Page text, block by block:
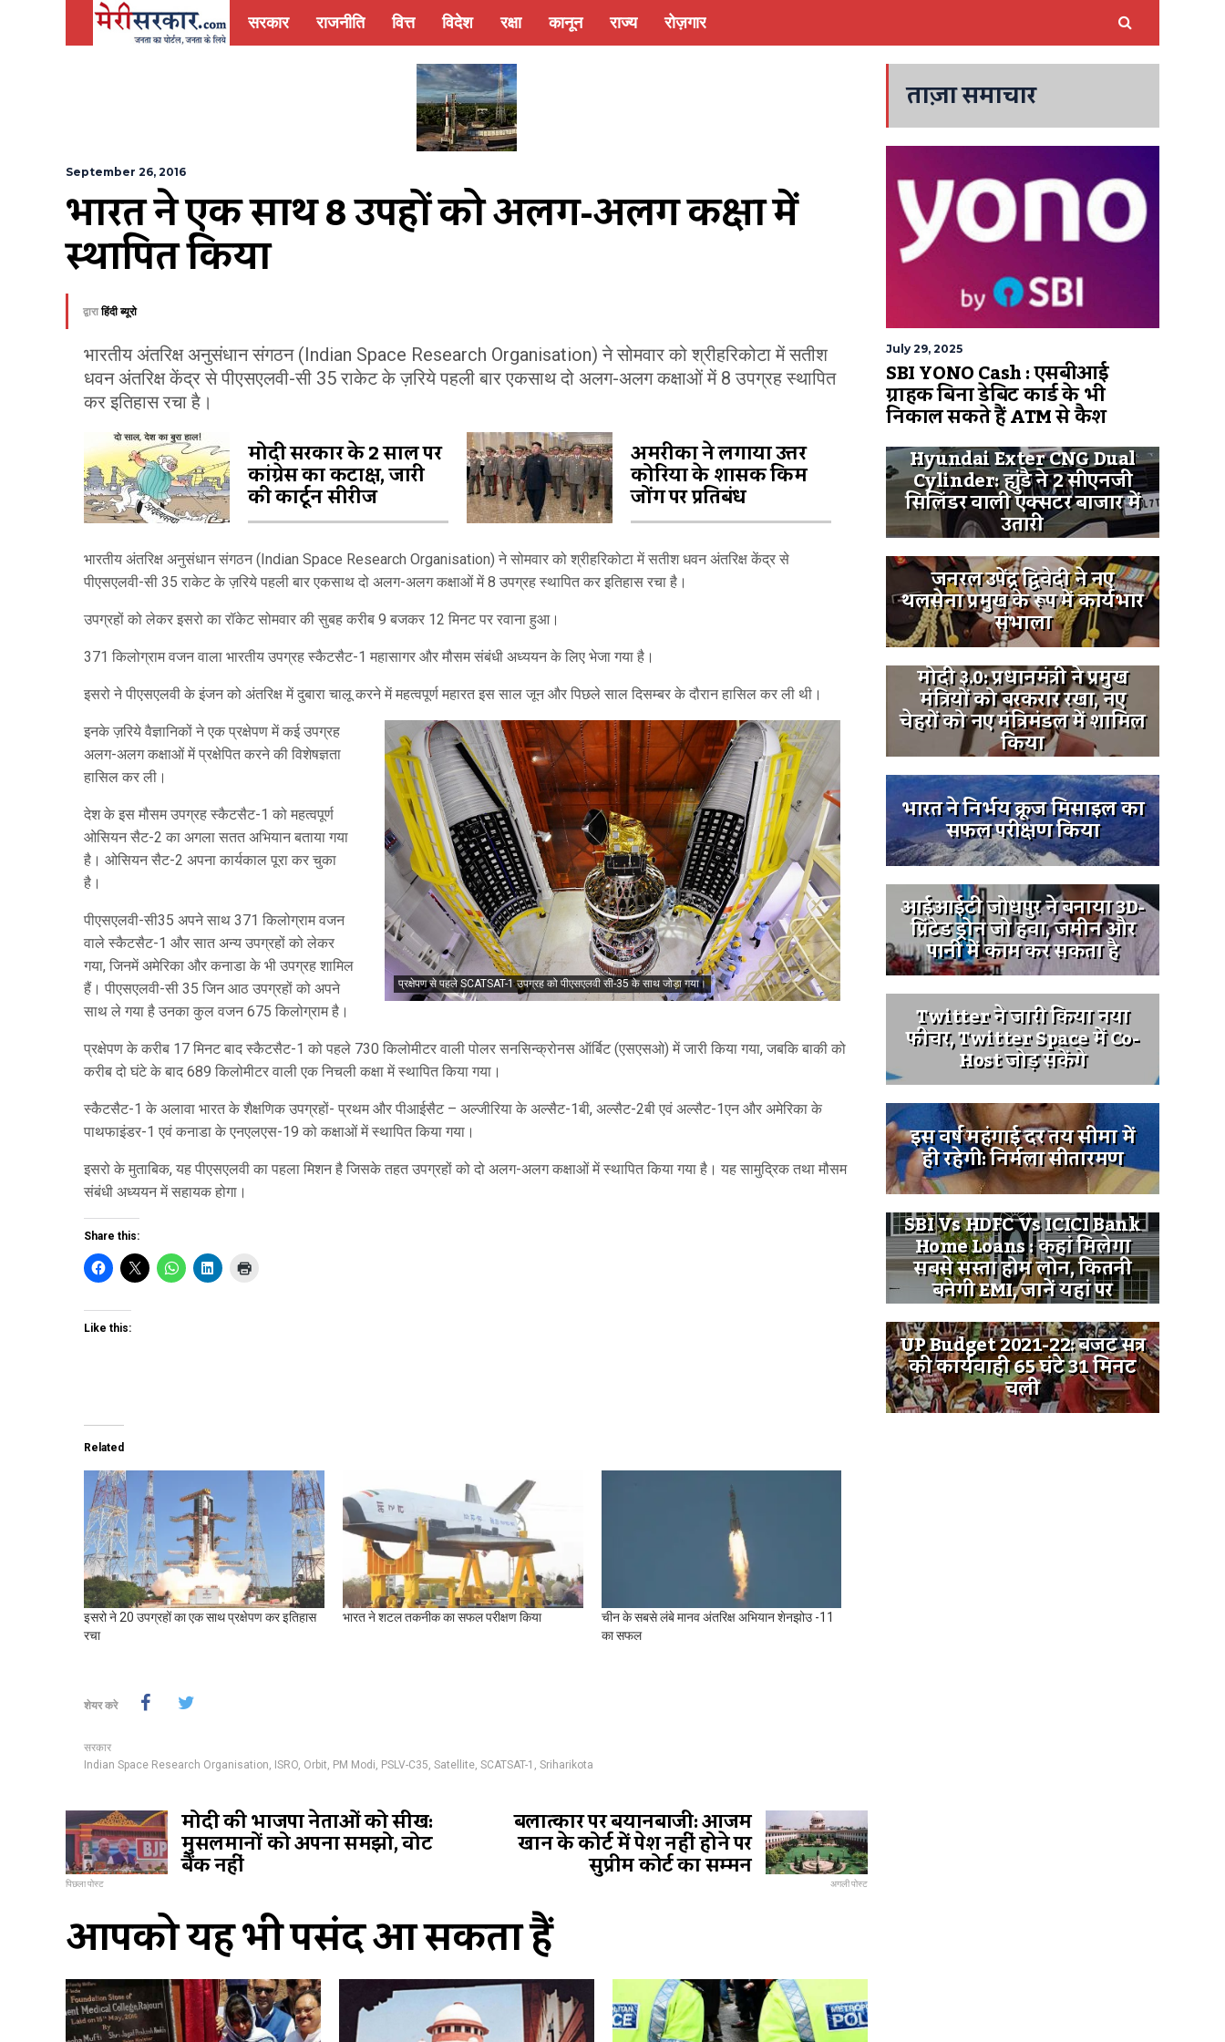
सरकार राजनीति वित्त विदेश रक्षा कानून राज्य रोज़गार
September 26, 2016
भारत ने एक साथ 8 उपग्रहों को अलग-अलग कक्षा में
स्थापित किया
द्वाराहिंदी ब्यूरो
भारतीय अंतरिक्ष अनुसंधान संगठन (Indian Space Research Organisation) ने सोमवार को श्रीहरिकोटा में सतीश
धवन अंतरिक्ष केंद्र से पीएसएलवी-सी 35 राकेट के ज़रिये पहली बार एकसाथ दो अलग-अलग कक्षाओं में 8 उपग्रह स्थापित
कर इतिहास रचा है।
मोदी सरकार के 2 साल पर
कांग्रेस का कटाक्ष, जारी
की कार्टून सीरीज
अमरीका ने लगाया उत्तर
कोरिया के शासक किम
जोंग पर प्रतिबंध
भारतीय अंतरिक्ष अनुसंधान संगठन (Indian Space Research Organisation) ने सोमवार को श्रीहरिकोटा में सतीश धवन अंतरिक्ष केंद्र से
पीएसएलवी-सी 35 राकेट के ज़रिये पहली बार एकसाथ दो अलग-अलग कक्षाओं में 8 उपग्रह स्थापित कर इतिहास रचा है।
उपग्रहों को लेकर इसरो का रॉकेट सोमवार की सुबह करीब 9 बजकर 12 मिनट पर रवाना हुआ।
371 किलोग्राम वजन वाला भारतीय उपग्रह स्कैटसैट-1 महासागर और मौसम संबंधी अध्ययन के लिए भेजा गया है।
इसरो ने पीएसएलवी के इंजन को अंतरिक्ष में दुबारा चालू करने में महत्‍वपूर्ण महारत इस साल जून और पिछले साल दिसम्‍बर के दौरान हासिल कर ली थी।
प्रक्षेपण से पहले SCATSAT-1 उपग्रह को पीएसएलवी सी-35 के साथ जोड़ा गया।
इनके ज़रिये वैज्ञानिकों ने एक प्रक्षेपण में कई उपग्रह
अलग-अलग कक्षाओं में प्रक्षेपित करने की विशेषज्ञता
हासिल कर ली।
देश के इस मौसम उपग्रह स्‍कैटसैट-1 को महत्‍वपूर्ण
ओसियन सैट-2 का अगला सतत अभियान बताया गया
है। ओसियन सैट-2 अपना कार्यकाल पूरा कर चुका
है।
पीएसएलवी-सी35 अपने साथ 371 किलोग्राम वजन
वाले स्कैटसैट-1 और सात अन्य उपग्रहों को लेकर
गया, जिनमें अमेरिका और कनाडा के भी उपग्रह शामिल
हैं। पीएसएलवी-सी 35 जिन आठ उपग्रहों को अपने
साथ ले गया है उनका कुल वजन 675 किलोग्राम है।
प्रक्षेपण के करीब 17 मिनट बाद स्कैटसैट-1 को पहले 730 किलोमीटर वाली पोलर सनसिन्क्रोनस ऑर्बिट (एसएसओ) में जारी किया गया, जबकि बाकी को
करीब दो घंटे के बाद 689 किलोमीटर वाली एक निचली कक्षा में स्थापित किया गया।
स्कैटसैट-1 के अलावा भारत के शैक्षणिक उपग्रहों- प्रथम और पीआईसैट – अल्जीरिया के अल्सैट-1बी, अल्सैट-2बी एवं अल्सैट-1एन और अमेरिका के
पाथफाइंडर-1 एवं कनाडा के एनएलएस-19 को कक्षाओं में स्थापित किया गया।
इसरो के मुताबिक, यह पीएसएलवी का पहला मिशन है जिसके तहत उपग्रहों को दो अलग-अलग कक्षाओं में स्थापित किया गया है। यह सामुद्रिक तथा मौसम
संबंधी अध्ययन में सहायक होगा।
Share this:
Like this:
Related
इसरो ने 20 उपग्रहों का एक साथ प्रक्षेपण कर इतिहास
रचा
भारत ने शटल तकनीक का सफल परीक्षण किया
चीन के सबसे लंबे मानव अंतरिक्ष अभियान शेनझोउ -11
का सफल
शेयर करे
सरकार
Indian Space Research Organisation ISRO Orbit PM Modi PSLV-C35 Satellite SCATSAT-1 Sriharikota
मोदी की भाजपा नेताओं को सीख:
मुसलमानों को अपना समझो, वोट
बैंक नहीं
पिछला पोस्ट
बलात्कार पर बयानबाजी: आजम
खान के कोर्ट में पेश नहीं होने पर
सुप्रीम कोर्ट का सम्मन अगली पोस्ट
आपको यह भी पसंद आ सकता हैं
ताज़ा समाचार
July 29, 2025
SBI YONO Cash : एसबीआई
ग्राहक बिना डेबिट कार्ड के भी
निकाल सकते हैं ATM से कैश
Hyundai Exter CNG Dual
Cylinder: ह्युंडै ने 2 सीएनजी
सिलिंडर वाली एक्सटर बाजार में
उतारी
जनरल उपेंद्र द्विवेदी ने नए
थलसेना प्रमुख के रूप में कार्यभार
संभाला
मोदी ३.0: प्रधानमंत्री ने प्रमुख
मंत्रियों को बरकरार रखा, नए
चेहरों को नए मंत्रिमंडल में शामिल
किया
भारत ने निर्भय क्रूज मिसाइल का
सफल परीक्षण किया
आईआईटी जोधपुर ने बनाया 3D-
प्रिंटेड ड्रोन जो हवा, जमीन और
पानी में काम कर सकता है
Twitter ने जारी किया नया
फीचर, Twitter Space में Co-
Host जोड़ सकेंगे
इस वर्ष महंगाई दर तय सीमा में
ही रहेगी: निर्मला सीतारमण
SBI Vs HDFC Vs ICICI Bank
Home Loans : कहां मिलेगा
सबसे सस्ता होम लोन, कितनी
बनेगी EMI, जानें यहां पर
UP Budget 2021-22: बजट सत्र
की कार्यवाही 65 घंटे 31 मिनट
चली